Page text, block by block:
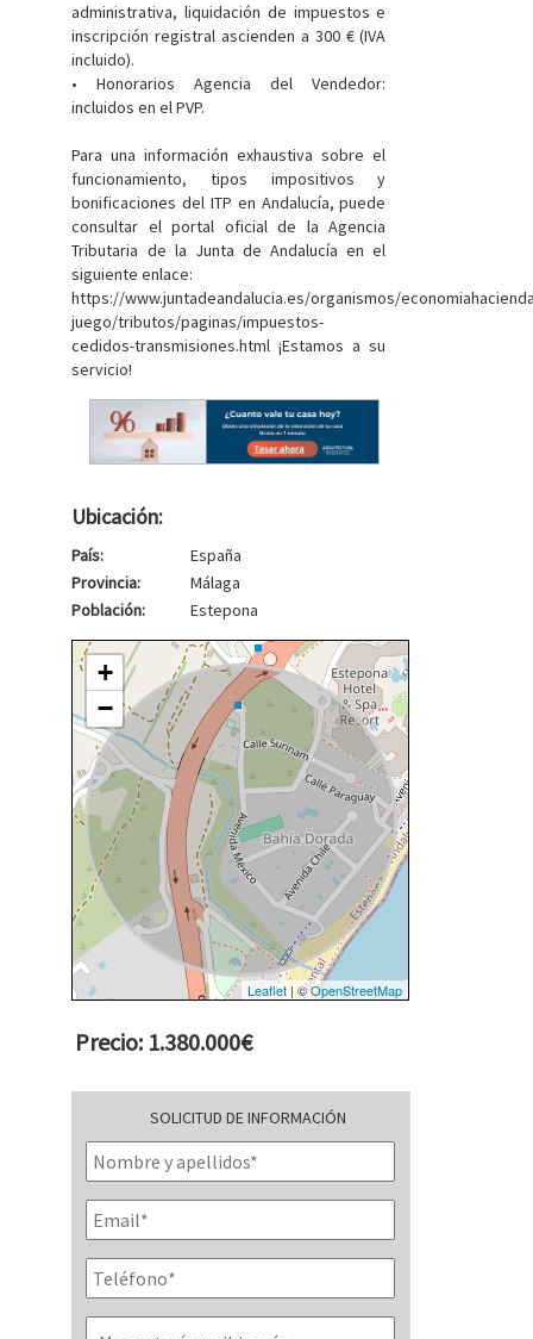
administrativa, liquidación de impuestos e
inscripción registral ascienden a 300 € (IVA
incluido).
• Honorarios Agencia del Vendedor:
incluidos en el PVP.
Para una información exhaustiva sobre el
funcionamiento, tipos impositivos y
bonificaciones del ITP en Andalucía, puede
consultar el portal oficial de la Agencia
Tributaria de la Junta de Andalucía en el
siguiente enlace:
https://www.juntadeandalucia.es/organismos/
juego/tributos/paginas/impuestos-
cedidos-transmisiones.html ¡Estamos a su
servicio!
Ubicación:
País:
España
Provincia:
Málaga
Población:
Estepona
+
−
Leaflet | ©OpenStreetMap
Precio: 1.380.000€
SOLICITUD DE INFORMACIÓN